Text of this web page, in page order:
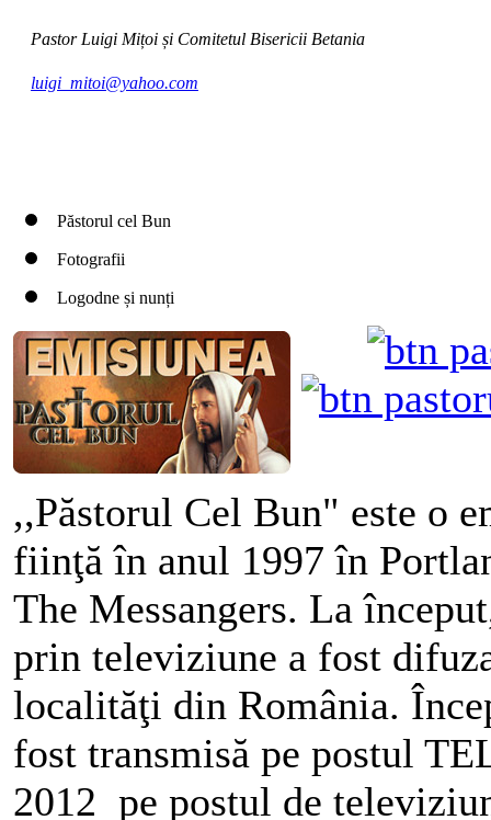
Pastor Luigi Mițoi și Comitetul Bisericii Betania
luigi_mitoi@yahoo.com
Păstorul cel Bun
Fotografii
Logodne și nunți
,,Păstorul Cel Bun" este o
fiinţă în anul 1997 în
The Messangers. La
prin televiziune a fost
localităţi din România.
fost transmisă pe postul
2012 pe postul de